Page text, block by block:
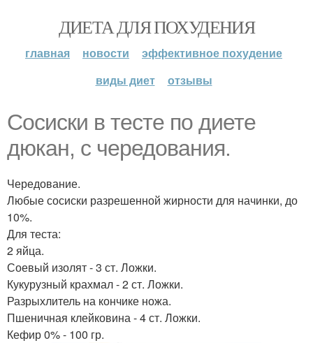
ДИЕТА ДЛЯ ПОХУДЕНИЯ
главная новости
эффективное похудение
виды диет
отзывы
Сосиски в тесте по диете
дюкан, с чередования.
Чередование.
Любые сосиски разрешенной жирности для начинки, до
10%.
Для теста:
2 яйца.
Соевый изолят - 3 ст. Ложки.
Кукурузный крахмал - 2 ст. Ложки.
Разрыхлитель на кончике ножа.
Пшеничная клейковина - 4 ст. Ложки.
Кефир 0% - 100 гр.